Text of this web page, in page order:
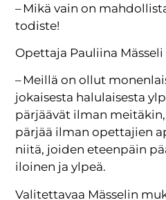
– Mikä vain on
todiste!
Opettaja Pauliina
– Meillä on ollut
jokaisesta halulaisesta
pärjäävät ilman
pärjää ilman opettajien
niitä, joiden eteenpäin
iloinen ja ylpeä.
Valitettavaa Mässelin